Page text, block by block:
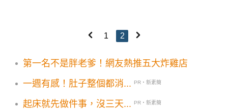
1 2
第一名不是胖老爹！網友熱推五大炸雞店
一週有感！肚子整個都消...
PR・新素簡
起床就先做件事，沒三天... PR・新素簡